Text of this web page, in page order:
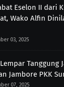
Eselon II dari
Wako Alfin
03, 2025
Tanggung
Jambore PKK
07, 2025